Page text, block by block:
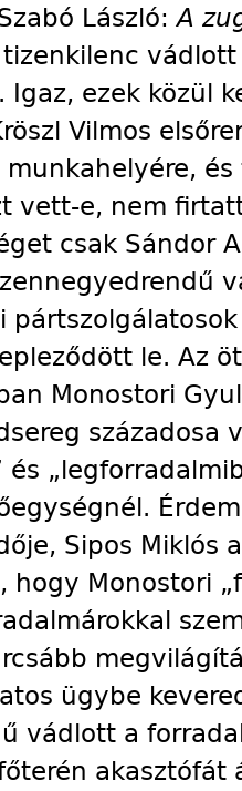
László:A
ezek közül
Vilmos
vett-e, nem
csak Sándor
le. Az
Monostori
századosa
és
Sipos Miklós
hogy Monostori
ügybe
vádlott a
akasztófát